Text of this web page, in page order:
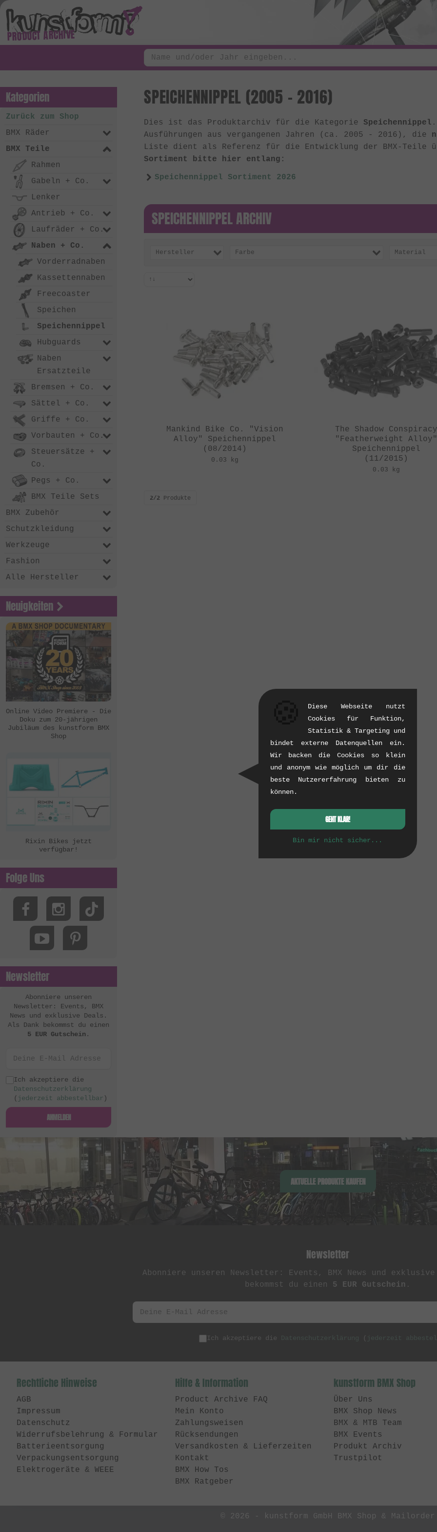
PRODUCT ARCHIVE
SPEICHENNIPPEL (2005 - 2016)
Dies ist das Produktarchiv für die Kategorie Speichennippel
Ausführungen aus vergangenen Jahren (ca. 2005 - 2016), die
Liste dient als Referenz für die Entwicklung der BMX-
Sortiment bitte hier entlang:
Speichennippel Sortiment 2026
SPEICHENNIPPEL ARCHIV
Hersteller Farbe Material
Mankind Bike Co. "Vision
Alloy" Speichennippel
(08/2014)
0.03 kg
The Shadow Conspiracy
"Featherweight Alloy"
Speichennippel
(11/2015)
0.03 kg
2/2 Produkte
Kategorien
Zurück zum Shop
BMX Räder
BMX Teile
Rahmen
Gabeln + Co.
Lenker
Antrieb + Co.
Laufräder + Co.
Naben + Co.
Vorderradnaben
Kassettennaben
Freecoaster
Speichen
Speichennippel
Hubguards
Naben
Ersatzteile
Bremsen + Co.
Sättel + Co.
Griffe + Co.
Vorbauten + Co.
Steuersätze +
Co.
Pegs + Co.
BMX Teile Sets
BMX Zubehör
Schutzkleidung
Werkzeuge
Fashion
Alle Hersteller
Neuigkeiten
Online Video Premiere - Die
Doku zum 20-jährigen
Jubiläum des kunstform BMX
Shop
Rixin Bikes jetzt
verfügbar!
Folge Uns
Newsletter
Abonniere unseren
Newsletter: Events, BMX
News und exklusive Deals.
Als Dank bekommst du einen
5 EUR Gutschein.
Ich akzeptiere die
Datenschutzerklärung
( jederzeit abbestellbar )
ANMELDEN
AKTUELLE PRODUKTE KAUFEN
Newsletter
Abonniere unseren Newsletter: Events, BMX News und
bekommst du einen 5 EUR Gutschein .
Ich akzeptiere die Datenschutzerklärung ( jederzeit
Rechtliche Hinweise
AGB
Impressum
Datenschutz
Widerrufsbelehrung & Formular
Batterieentsorgung
Verpackungsentsorgung
Elektrogeräte & WEEE
Hilfe & Information
Product Archive FAQ
Mein Konto
Zahlungsweisen
Rücksendungen
Versandkosten & Lieferzeiten
Kontakt
BMX How Tos
BMX Ratgeber
kunstform BMX Shop
Über Uns
BMX Shop News
BMX & MTB Team
BMX Events
Produkt Archiv
Trustpilot
© 2026 - kunstform GmbH BMX Shop & Mailorder
Diese Webseite nutzt
Cookies für Funktion,
Statistik & Targeting und
bindet externe Datenquellen ein.
Wir backen die Cookies so klein
und anonym wie möglich um dir die
beste Nutzererfahrung bieten zu
können.
GEHT KLAR!
Bin mir nicht sicher...